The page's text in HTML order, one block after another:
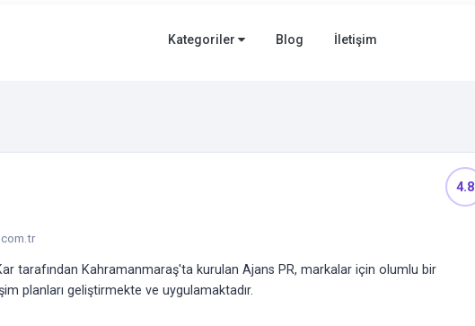
Kategoriler Blog İletişim
4.8
tarafından Kahramanmaraş'ta kurulan Ajans PR, markalar için olumlu bir
planları geliştirmekte ve uygulamaktadır.